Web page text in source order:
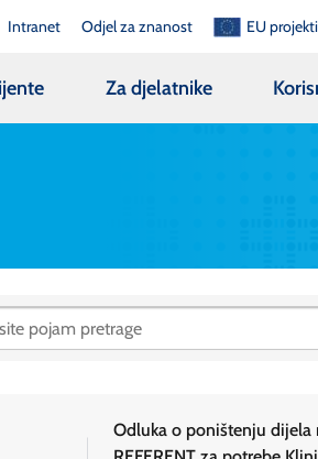
Intranet Odjel za znanost EU projekti
Za djelatnike
Odluka o poništenju dijela